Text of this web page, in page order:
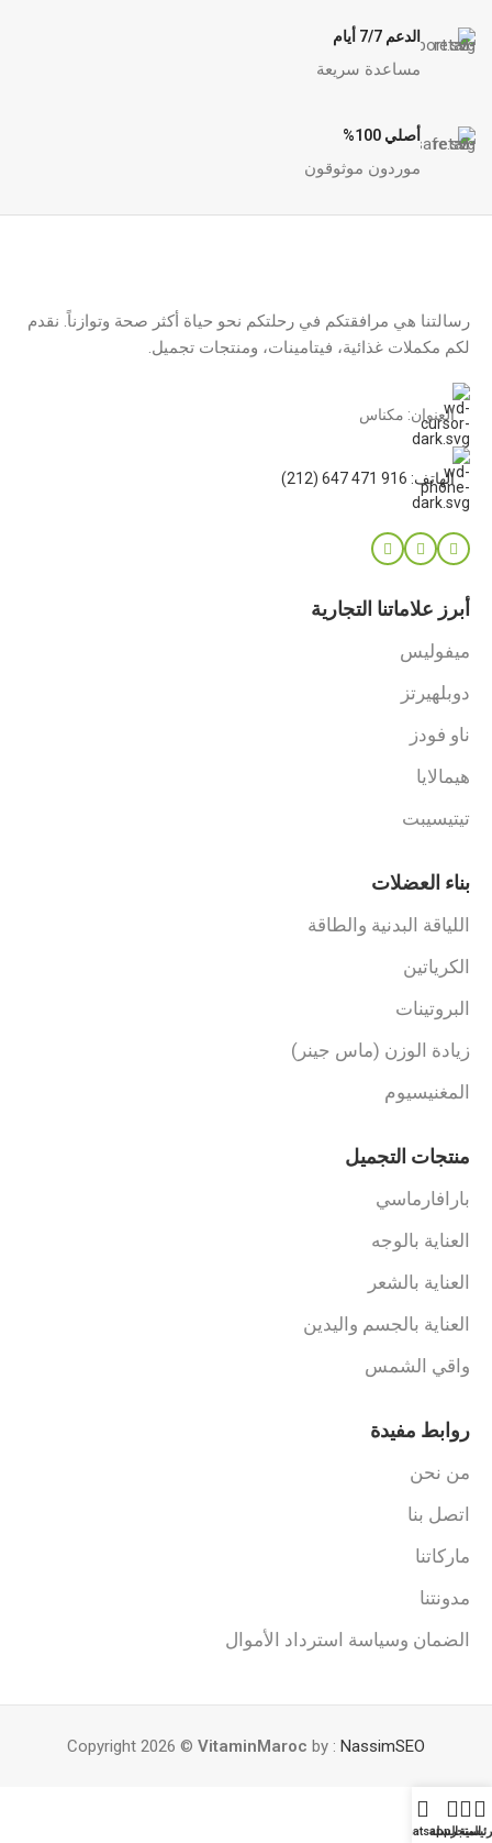
الدعم 7/7 أيام
مساعدة سريعة
أصلي 100%
موردون موثوقون
رسالتنا هي مرافقتكم في رحلتكم نحو حياة أكثر صحة وتوازناً. نقدم
لكم مكملات غذائية، فيتامينات، ومنتجات تجميل.
العنوان: مكناس
الهاتف: 916 471 647 (212)
أبرز علاماتنا التجارية
ميفوليس
دوبلهيرتز
ناو فودز
هيمالايا
تيتيسيبت
بناء العضلات
اللياقة البدنية والطاقة
الكرياتين
البروتينات
زيادة الوزن (ماس جينر)
المغنيسيوم
منتجات التجميل
بارافارماسي
العناية بالوجه
العناية بالشعر
العناية بالجسم واليدين
واقي الشمس
روابط مفيدة
من نحن
اتصل بنا
ماركاتنا
مدونتنا
الضمان وسياسة استرداد الأموال
Copyright 2026 © VitaminMaroc by : NassimSEO
المتجرالسلة
Whatsapp